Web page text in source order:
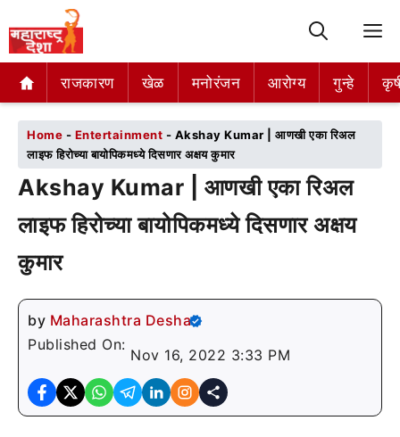
राजकारण खेळ मनोरंजन आरोग्य गुन्हे
राजकारण खेळ मनोरंजन आरोग्य गुन्हे
Home - Entertainment - Akshay Kumar | आणखी एका रिअल
लाइफ हिरोच्या बायोपिकमध्ये दिसणार अक्षय कुमार
Akshay Kumar | आणखी एका रिअल
लाइफ हिरोच्या बायोपिकमध्ये दिसणार अक्षय
कुमार
by Maharashtra Desha
Published On:
Nov 16, 2022 3:33 PM